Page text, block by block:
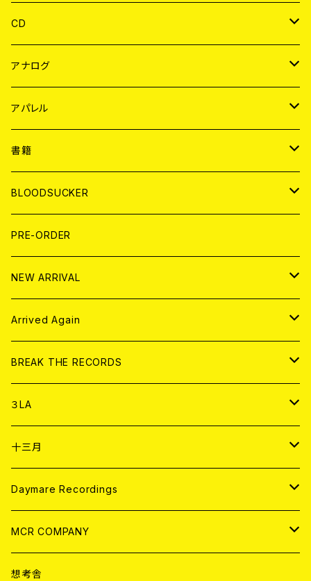
CD
JAPAN
WORLD
アナログ
JAPAN
７EP
LP
WORLD
7EP
LP
アパレル
JAPAN
T-shirt
HOOD
WORLD
T-shirt
HOOD
書籍
MAGAZINE
BOLLOCKS
EL ZINE
写真集 (PHOTOBOOK)
BLOODSUCKER
CD
アナログ
アパレル
書籍
DIGITAL CONTENTS
PRE-ORDER
NEW ARRIVAL
CD
アナログ
Arrived Again
CD
アナログ
BREAK THE RECORDS
CD
ANALOG
アパレル
３LA
CD
ANALOG
十三月
CD
ANALOG
Daymare Recordings
CD
ANALOG
MCR COMPANY
CD
想考舎